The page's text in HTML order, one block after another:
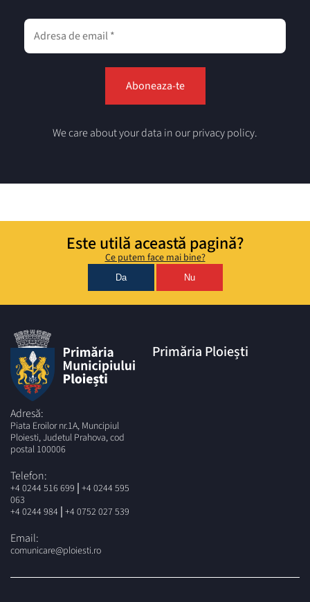
We care about your data in our privacy policy.
Este utilă această pagină?
Ce putem face mai bine?
Da Nu
Adresă:
Piata Eroilor nr.1A, Muncipiul
Ploiesti, Judetul Prahova, cod
postal 100006
Telefon:
+4 0244 516 699 | +4 0244 595
063
+4 0244 984 | +4 0752 027 539
Email:
comunicare@ploiesti.ro
Primăria Ploiești